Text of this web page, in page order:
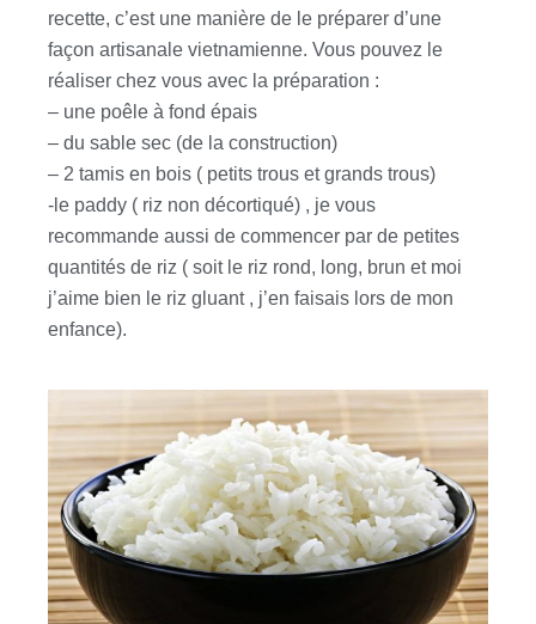
recette, c’est une manière de le préparer d’une
façon artisanale vietnamienne. Vous pouvez le
réaliser chez vous avec la préparation :
– une poêle à fond épais
– du sable sec (de la construction)
– 2 tamis en bois ( petits trous et grands trous)
-le paddy ( riz non décortiqué) , je vous
recommande aussi de commencer par de petites
quantités de riz ( soit le riz rond, long, brun et moi
j’aime bien le riz gluant , j’en faisais lors de mon
enfance).